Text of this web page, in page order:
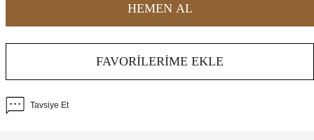
HEMEN AL
FAVORILERIME EKLE
Tavsiye Et